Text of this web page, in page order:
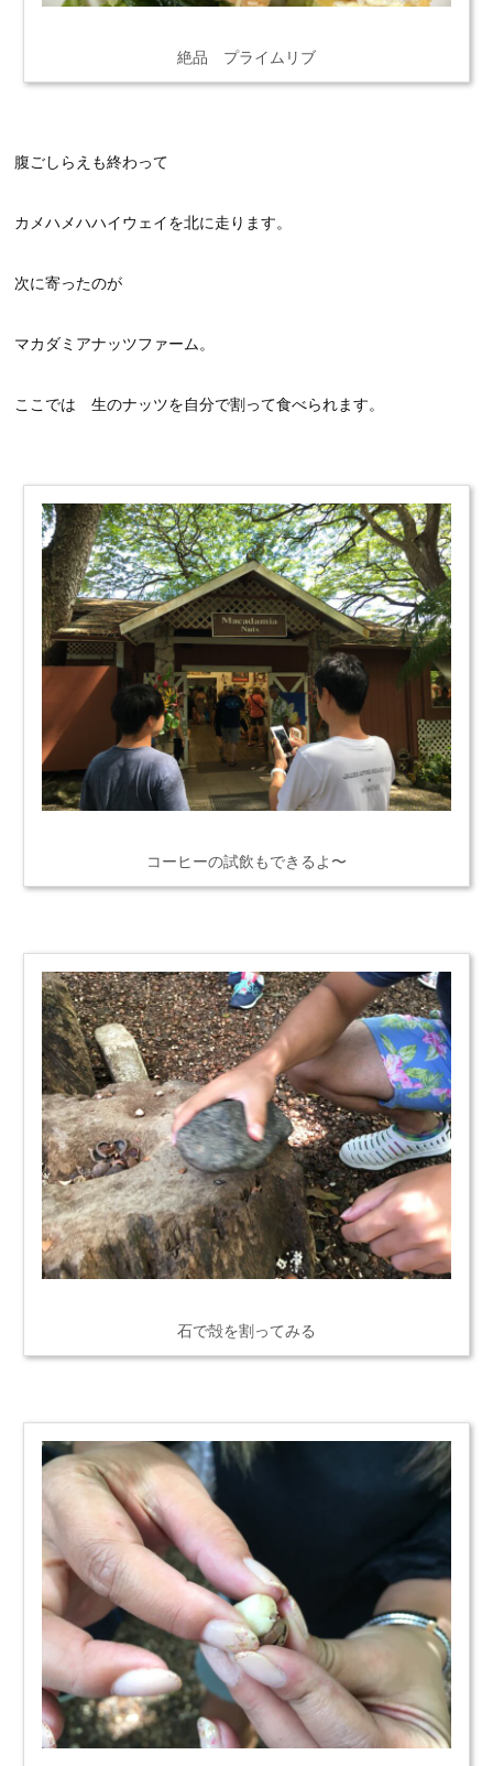
絶品 プライムリブ
腹ごしらえも終わって
カメハメハハイウェイを北に走ります。
次に寄ったのが
マカダミアナッツファーム。
ここでは 生のナッツを自分で割って食べられます。
コーヒーの試飲もできるよ〜
石で殻を割ってみる